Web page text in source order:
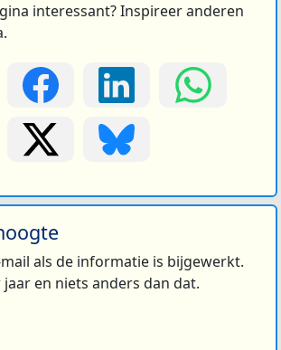
interessant? Inspireer anderen
als de informatie is bijgewerkt.
en niets anders dan dat.